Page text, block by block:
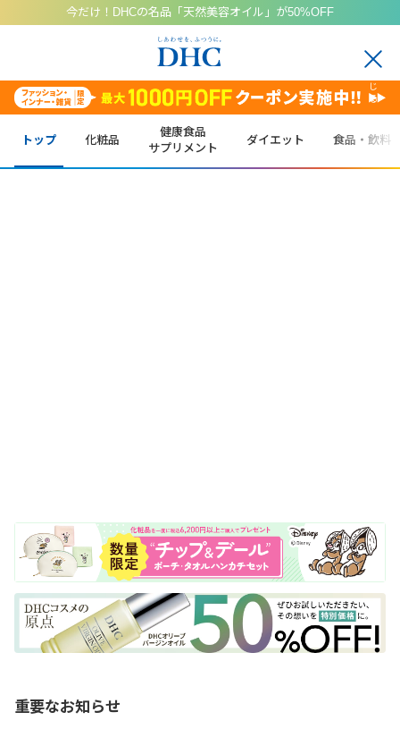
今だけ！DHCの名品「天然美容オイル」が50%OFF
じ
る
トップ 化粧品
健康食品
サプリメント
ダイエット 食品・飲料
重要なお知らせ